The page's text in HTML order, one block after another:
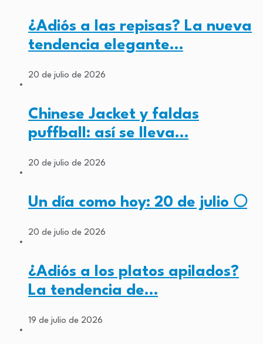
¿Adiós a las repisas? La nueva
tendencia elegante…
20 de julio de 2026
Chinese Jacket y faldas
puffball: así se lleva…
20 de julio de 2026
Un día como hoy: 20 de julio 🌕
20 de julio de 2026
¿Adiós a los platos apilados?
La tendencia de…
19 de julio de 2026